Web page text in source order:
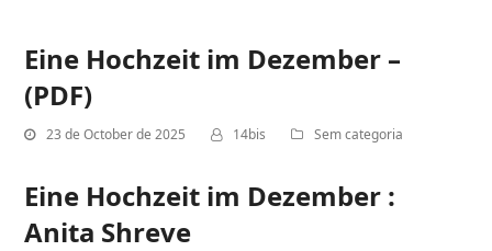
Eine Hochzeit im Dezember –
(PDF)
23 de October de 2025 14bis Sem categoria
Eine Hochzeit im Dezember :
Anita Shreve